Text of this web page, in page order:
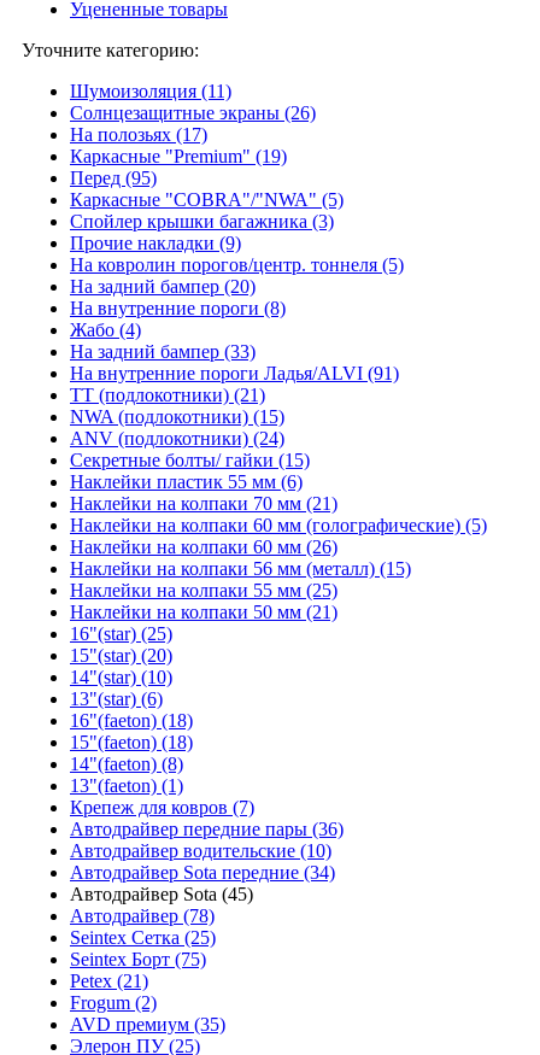
Уцененные товары
Уточните категорию:
Шумоизоляция (11)
Солнцезащитные экраны (26)
На полозьях (17)
Каркасные "Premium" (19)
Перед (95)
Каркасные "COBRA"/"NWA" (5)
Спойлер крышки багажника (3)
Прочие накладки (9)
На ковролин порогов/центр. тоннеля (5)
На задний бампер (20)
На внутренние пороги (8)
Жабо (4)
На задний бампер (33)
На внутренние пороги Ладья/ALVI (91)
TT (подлокотники) (21)
NWA (подлокотники) (15)
ANV (подлокотники) (24)
Секретные болты/ гайки (15)
Наклейки пластик 55 мм (6)
Наклейки на колпаки 70 мм (21)
Наклейки на колпаки 60 мм (голографические) (5)
Наклейки на колпаки 60 мм (26)
Наклейки на колпаки 56 мм (металл) (15)
Наклейки на колпаки 55 мм (25)
Наклейки на колпаки 50 мм (21)
16"(star) (25)
15"(star) (20)
14"(star) (10)
13"(star) (6)
16"(faeton) (18)
15"(faeton) (18)
14"(faeton) (8)
13"(faeton) (1)
Крепеж для ковров (7)
Автодрайвер передние пары (36)
Автодрайвер водительские (10)
Автодрайвер Sota передние (34)
Автодрайвер Sota (45)
Автодрайвер (78)
Seintex Сетка (25)
Seintex Борт (75)
Petex (21)
Frogum (2)
AVD премиум (35)
Элерон ПУ (25)